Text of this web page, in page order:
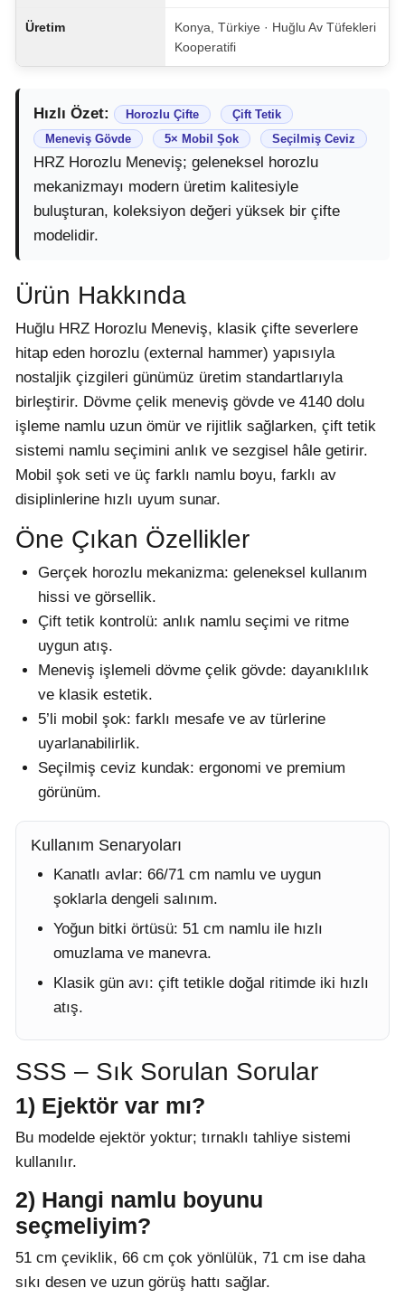
Üretim
Konya, Türkiye · Huğlu Av Tüfekleri
Kooperatifi
Hızlı Özet: Horozlu Çifte
Çift Tetik
Meneviş Gövde
5× Mobil Şok Seçilmiş Ceviz
HRZ Horozlu Meneviş; geleneksel horozlu
mekanizmayı modern üretim kalitesiyle
buluşturan, koleksiyon değeri yüksek bir çifte
modelidir.
Ürün Hakkında
Huğlu HRZ Horozlu Meneviş, klasik çifte severlere
hitap eden horozlu (external hammer) yapısıyla
nostaljik çizgileri günümüz üretim standartlarıyla
birleştirir. Dövme çelik meneviş gövde ve 4140 dolu
işleme namlu uzun ömür ve rijitlik sağlarken, çift tetik
sistemi namlu seçimini anlık ve sezgisel hâle getirir.
Mobil şok seti ve üç farklı namlu boyu, farklı av
disiplinlerine hızlı uyum sunar.
Öne Çıkan Özellikler
Gerçek horozlu mekanizma: geleneksel kullanım
hissi ve görsellik.
Çift tetik kontrolü: anlık namlu seçimi ve ritme
uygun atış.
Meneviş işlemeli dövme çelik gövde: dayanıklılık
ve klasik estetik.
5’li mobil şok: farklı mesafe ve av türlerine
uyarlanabilirlik.
Seçilmiş ceviz kundak: ergonomi ve premium
görünüm.
Kullanım Senaryoları
Kanatlı avlar: 66/71 cm namlu ve uygun
şoklarla dengeli salınım.
Yoğun bitki örtüsü: 51 cm namlu ile hızlı
omuzlama ve manevra.
Klasik gün avı: çift tetikle doğal ritimde iki hızlı
atış.
SSS – Sık Sorulan Sorular
1) Ejektör var mı?
Bu modelde ejektör yoktur; tırnaklı tahliye sistemi
kullanılır.
2) Hangi namlu boyunu
seçmeliyim?
51 cm çeviklik, 66 cm çok yönlülük, 71 cm ise daha
sıkı desen ve uzun görüş hattı sağlar.